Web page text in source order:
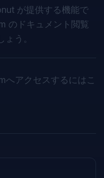
が提供する機能で
のドキュメント閲覧
う。
アクセスするにはこ